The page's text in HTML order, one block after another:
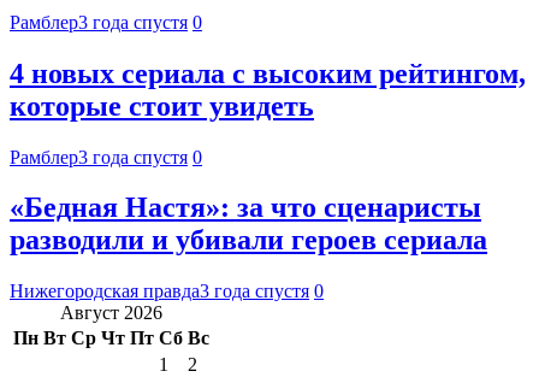
Рамблер3 года спустя 0
4 новых сериала с высоким рейтингом,
которые стоит увидеть
Рамблер3 года спустя 0
«Бедная Настя»: за что сценаристы
разводили и убивали героев сериала
Нижегородская правда3 года спустя 0
Август 2026
Пн Вт Ср Чт Пт Сб Вс
1
2